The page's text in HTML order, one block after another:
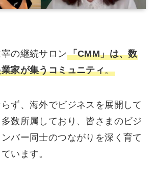
の継続サロン「CMM」は、数
家が集うコミュニティ。
ず、海外でビジネスを展開して
数所属しており、皆さまのビジ
バー同士のつながりを深く育て
います。